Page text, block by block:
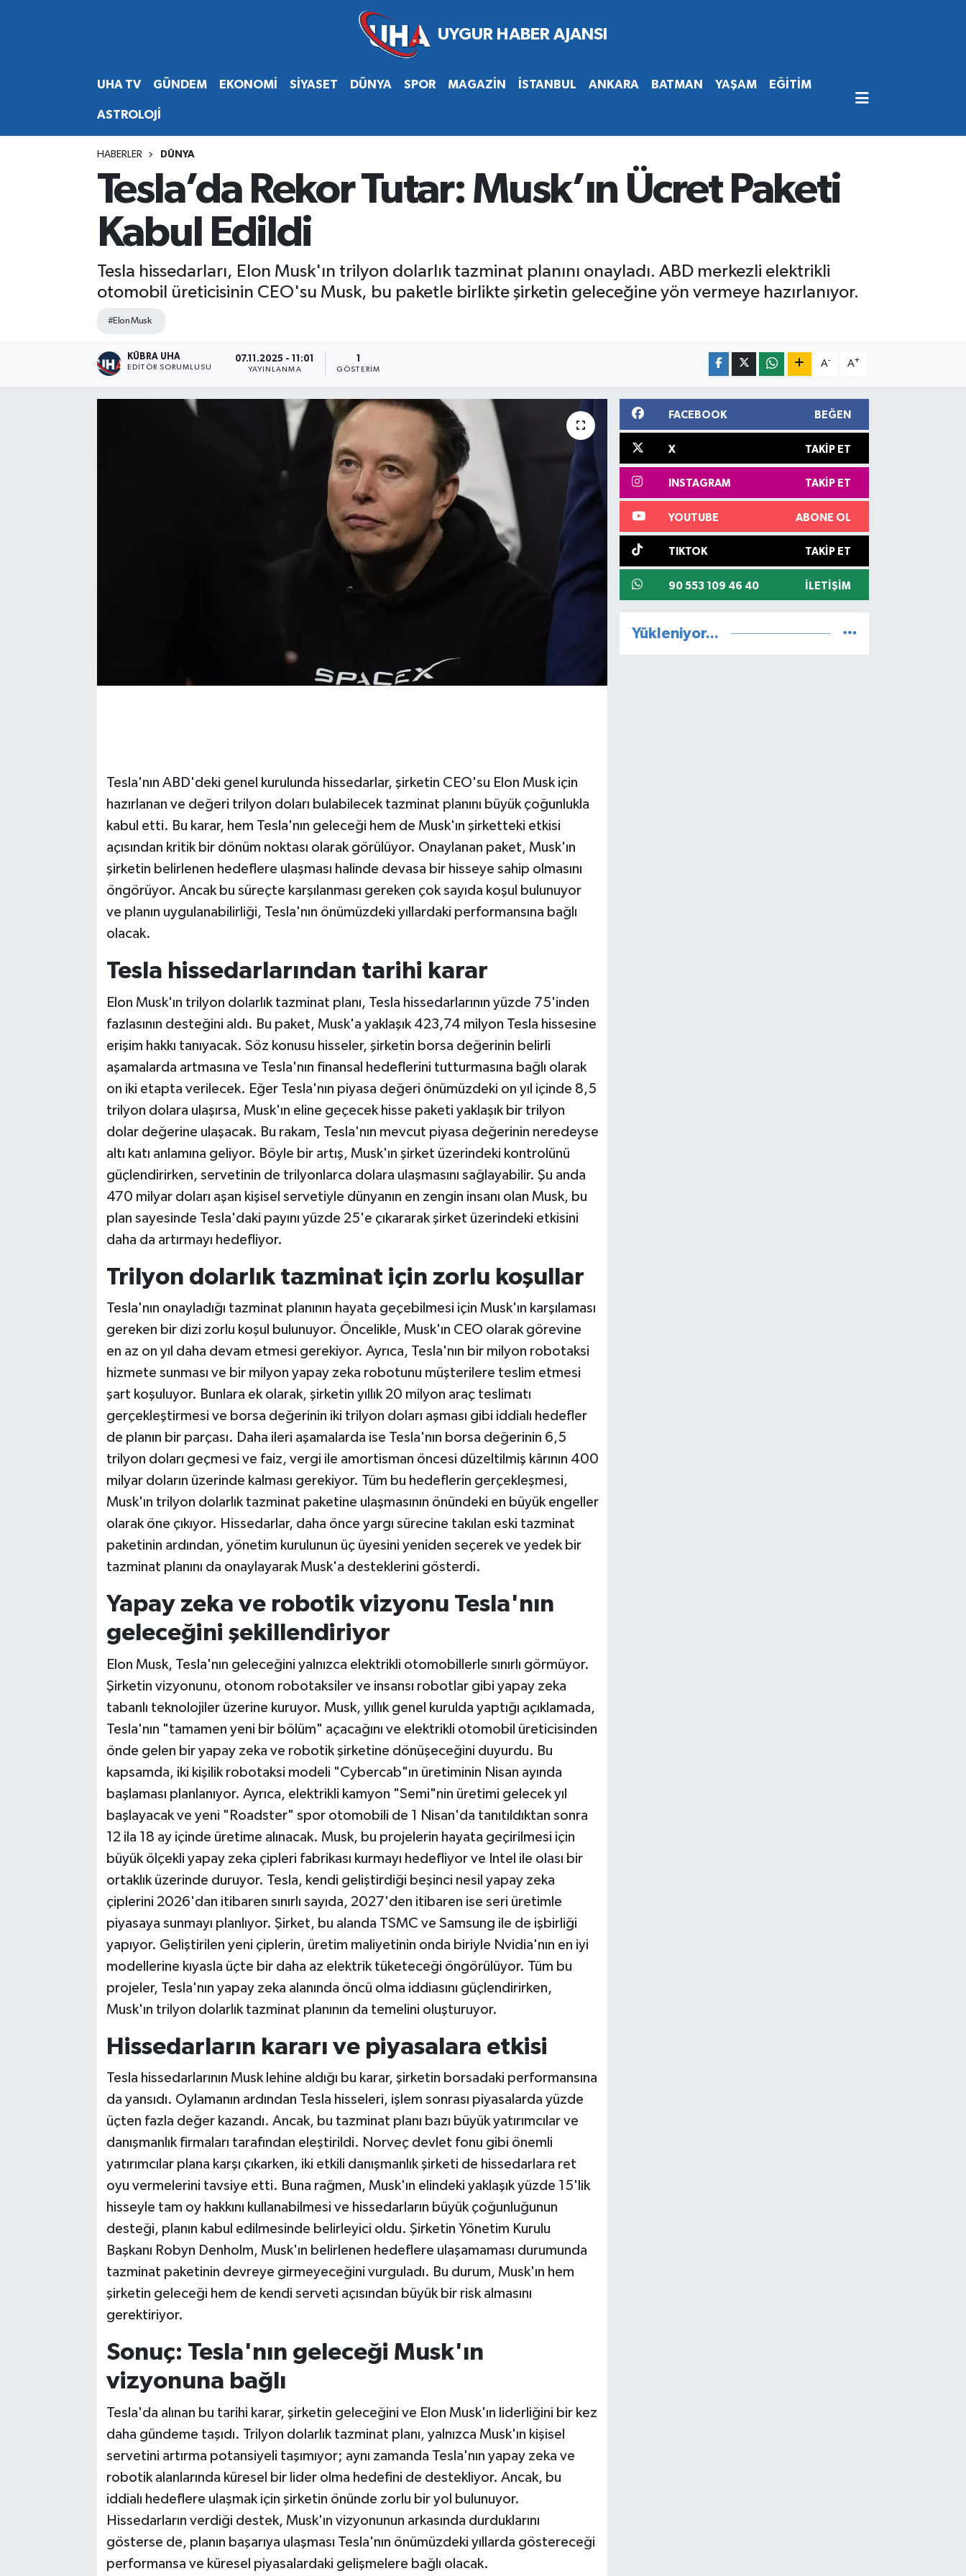
UHA TV GÜNDEM EKONOMİ SİYASET DÜNYA SPOR MAGAZİN İSTANBUL ANKARA BATMAN YAŞAM EĞİTİM
ASTROLOJİ
HABERLER DÜNYA
Tesla’da Rekor Tutar: Musk’ın Ücret Paketi
Kabul Edildi
Tesla hissedarları, Elon Musk'ın trilyon dolarlık tazminat planını onayladı. ABD merkezli elektrikli
otomobil üreticisinin CEO'su Musk, bu paketle birlikte şirketin geleceğine yön vermeye hazırlanıyor.
#Elon Musk
KÜBRA UHA
EDİTÖR SORUMLUSU
07.11.2025 - 11:01
YAYINLANMA
1
GÖSTERIM
A- A+
Tesla'nın ABD'deki genel kurulunda hissedarlar, şirketin CEO'su Elon Musk için
hazırlanan ve değeri trilyon doları bulabilecek tazminat planını büyük çoğunlukla
kabul etti. Bu karar, hem Tesla'nın geleceği hem de Musk'ın şirketteki etkisi
açısından kritik bir dönüm noktası olarak görülüyor. Onaylanan paket, Musk'ın
şirketin belirlenen hedeflere ulaşması halinde devasa bir hisseye sahip olmasını
öngörüyor. Ancak bu süreçte karşılanması gereken çok sayıda koşul bulunuyor
ve planın uygulanabilirliği, Tesla'nın önümüzdeki yıllardaki performansına bağlı
olacak.
Tesla hissedarlarından tarihi karar
Elon Musk'ın trilyon dolarlık tazminat planı, Tesla hissedarlarının yüzde 75'inden
fazlasının desteğini aldı. Bu paket, Musk'a yaklaşık 423,74 milyon Tesla hissesine
erişim hakkı tanıyacak. Söz konusu hisseler, şirketin borsa değerinin belirli
aşamalarda artmasına ve Tesla'nın finansal hedeflerini tutturmasına bağlı olarak
on iki etapta verilecek. Eğer Tesla'nın piyasa değeri önümüzdeki on yıl içinde 8,5
trilyon dolara ulaşırsa, Musk'ın eline geçecek hisse paketi yaklaşık bir trilyon
dolar değerine ulaşacak. Bu rakam, Tesla'nın mevcut piyasa değerinin neredeyse
altı katı anlamına geliyor. Böyle bir artış, Musk'ın şirket üzerindeki kontrolünü
güçlendirirken, servetinin de trilyonlarca dolara ulaşmasını sağlayabilir. Şu anda
470 milyar doları aşan kişisel servetiyle dünyanın en zengin insanı olan Musk, bu
plan sayesinde Tesla'daki payını yüzde 25'e çıkararak şirket üzerindeki etkisini
daha da artırmayı hedefliyor.
Trilyon dolarlık tazminat için zorlu koşullar
Tesla'nın onayladığı tazminat planının hayata geçebilmesi için Musk'ın karşılaması
gereken bir dizi zorlu koşul bulunuyor. Öncelikle, Musk'ın CEO olarak görevine
en az on yıl daha devam etmesi gerekiyor. Ayrıca, Tesla'nın bir milyon robotaksi
hizmete sunması ve bir milyon yapay zeka robotunu müşterilere teslim etmesi
şart koşuluyor. Bunlara ek olarak, şirketin yıllık 20 milyon araç teslimatı
gerçekleştirmesi ve borsa değerinin iki trilyon doları aşması gibi iddialı hedefler
de planın bir parçası. Daha ileri aşamalarda ise Tesla'nın borsa değerinin 6,5
trilyon doları geçmesi ve faiz, vergi ile amortisman öncesi düzeltilmiş kârının 400
milyar doların üzerinde kalması gerekiyor. Tüm bu hedeflerin gerçekleşmesi,
Musk'ın trilyon dolarlık tazminat paketine ulaşmasının önündeki en büyük engeller
olarak öne çıkıyor. Hissedarlar, daha önce yargı sürecine takılan eski tazminat
paketinin ardından, yönetim kurulunun üç üyesini yeniden seçerek ve yedek bir
tazminat planını da onaylayarak Musk'a desteklerini gösterdi.
Yapay zeka ve robotik vizyonu Tesla'nın
geleceğini şekillendiriyor
Elon Musk, Tesla'nın geleceğini yalnızca elektrikli otomobillerle sınırlı görmüyor.
Şirketin vizyonunu, otonom robotaksiler ve insansı robotlar gibi yapay zeka
tabanlı teknolojiler üzerine kuruyor. Musk, yıllık genel kurulda yaptığı açıklamada,
Tesla'nın "tamamen yeni bir bölüm" açacağını ve elektrikli otomobil üreticisinden
önde gelen bir yapay zeka ve robotik şirketine dönüşeceğini duyurdu. Bu
kapsamda, iki kişilik robotaksi modeli "Cybercab"ın üretiminin Nisan ayında
başlaması planlanıyor. Ayrıca, elektrikli kamyon "Semi"nin üretimi gelecek yıl
başlayacak ve yeni "Roadster" spor otomobili de 1 Nisan'da tanıtıldıktan sonra
12 ila 18 ay içinde üretime alınacak. Musk, bu projelerin hayata geçirilmesi için
büyük ölçekli yapay zeka çipleri fabrikası kurmayı hedefliyor ve Intel ile olası bir
ortaklık üzerinde duruyor. Tesla, kendi geliştirdiği beşinci nesil yapay zeka
çiplerini 2026'dan itibaren sınırlı sayıda, 2027'den itibaren ise seri üretimle
piyasaya sunmayı planlıyor. Şirket, bu alanda TSMC ve Samsung ile de işbirliği
yapıyor. Geliştirilen yeni çiplerin, üretim maliyetinin onda biriyle Nvidia'nın en iyi
modellerine kıyasla üçte bir daha az elektrik tüketeceği öngörülüyor. Tüm bu
projeler, Tesla'nın yapay zeka alanında öncü olma iddiasını güçlendirirken,
Musk'ın trilyon dolarlık tazminat planının da temelini oluşturuyor.
Hissedarların kararı ve piyasalara etkisi
Tesla hissedarlarının Musk lehine aldığı bu karar, şirketin borsadaki performansına
da yansıdı. Oylamanın ardından Tesla hisseleri, işlem sonrası piyasalarda yüzde
üçten fazla değer kazandı. Ancak, bu tazminat planı bazı büyük yatırımcılar ve
danışmanlık firmaları tarafından eleştirildi. Norveç devlet fonu gibi önemli
yatırımcılar plana karşı çıkarken, iki etkili danışmanlık şirketi de hissedarlara ret
oyu vermelerini tavsiye etti. Buna rağmen, Musk'ın elindeki yaklaşık yüzde 15'lik
hisseyle tam oy hakkını kullanabilmesi ve hissedarların büyük çoğunluğunun
desteği, planın kabul edilmesinde belirleyici oldu. Şirketin Yönetim Kurulu
Başkanı Robyn Denholm, Musk'ın belirlenen hedeflere ulaşamaması durumunda
tazminat paketinin devreye girmeyeceğini vurguladı. Bu durum, Musk'ın hem
şirketin geleceği hem de kendi serveti açısından büyük bir risk almasını
gerektiriyor.
Sonuç: Tesla'nın geleceği Musk'ın
vizyonuna bağlı
Tesla'da alınan bu tarihi karar, şirketin geleceğini ve Elon Musk'ın liderliğini bir kez
daha gündeme taşıdı. Trilyon dolarlık tazminat planı, yalnızca Musk'ın kişisel
servetini artırma potansiyeli taşımıyor; aynı zamanda Tesla'nın yapay zeka ve
robotik alanlarında küresel bir lider olma hedefini de destekliyor. Ancak, bu
iddialı hedeflere ulaşmak için şirketin önünde zorlu bir yol bulunuyor.
Hissedarların verdiği destek, Musk'ın vizyonunun arkasında durduklarını
gösterse de, planın başarıya ulaşması Tesla'nın önümüzdeki yıllarda göstereceği
performansa ve küresel piyasalardaki gelişmelere bağlı olacak.
FACEBOOK BEĞEN
X TAKIP ET
INSTAGRAM TAKIP ET
YOUTUBE ABONE OL
TIKTOK TAKIP ET
90 553 109 46 40 İLETIŞIM
Yükleniyor...
Hava Durumu
Süper Lig Puan Durumu ve Fikstür
Tüm Manşetler
Son Dakika Haberleri